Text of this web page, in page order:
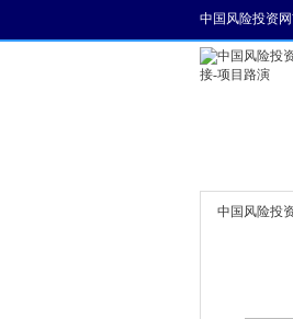
中国风险投资
中国风险投